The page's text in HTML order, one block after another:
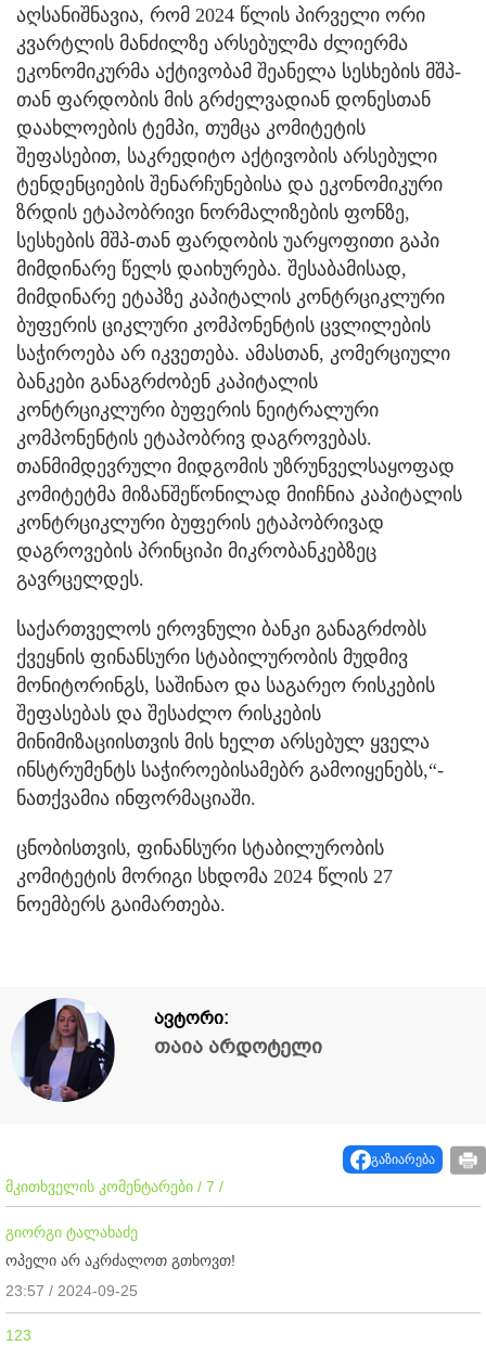
აღსანიშნავია, რომ 2024 წლის პირველი ორი
კვარტლის მანძილზე არსებულმა ძლიერმა
ეკონომიკურმა აქტივობამ შეანელა სესხების მშპ-
თან ფარდობის მის გრძელვადიან დონესთან
დაახლოების ტემპი, თუმცა კომიტეტის
შეფასებით, საკრედიტო აქტივობის არსებული
ტენდენციების შენარჩუნებისა და ეკონომიკური
ზრდის ეტაპობრივი ნორმალიზების ფონზე,
სესხების მშპ-თან ფარდობის უარყოფითი გაპი
მიმდინარე წელს დაიხურება. შესაბამისად,
მიმდინარე ეტაპზე კაპიტალის კონტრციკლური
ბუფერის ციკლური კომპონენტის ცვლილების
საჭიროება არ იკვეთება. ამასთან, კომერციული
ბანკები განაგრძობენ კაპიტალის
კონტრციკლური ბუფერის ნეიტრალური
კომპონენტის ეტაპობრივ დაგროვებას.
თანმიმდევრული მიდგომის უზრუნველსაყოფად
კომიტეტმა მიზანშეწონილად მიიჩნია კაპიტალის
კონტრციკლური ბუფერის ეტაპობრივად
დაგროვების პრინციპი მიკრობანკებზეც
გავრცელდეს.
საქართველოს ეროვნული ბანკი განაგრძობს
ქვეყნის ფინანსური სტაბილურობის მუდმივ
მონიტორინგს, საშინაო და საგარეო რისკების
შეფასებას და შესაძლო რისკების
მინიმიზაციისთვის მის ხელთ არსებულ ყველა
ინსტრუმენტს საჭიროებისამებრ გამოიყენებს,“-
ნათქვამია ინფორმაციაში.
ცნობისთვის, ფინანსური სტაბილურობის
კომიტეტის მორიგი სხდომა 2024 წლის 27
ნოემბერს გაიმართება.
ავტორი:
თაია არდოტელი
გაზიარება
მკითხველის კომენტარები / 7 /
გიორგი ტალახაძე
ოპელი არ აკრძალოთ გთხოვთ!
23:57 / 2024-09-25
123